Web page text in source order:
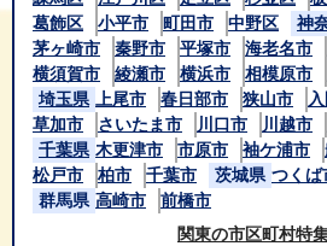
葛飾区
小平市 町田市 中野区 神
茅ヶ崎市
秦野市 平塚市 海老名市
横須賀市
綾瀬市 横浜市 相模原市
埼玉県
上尾市 春日部市 狭山市
草加市
さいたま市 川口市 川越市
千葉県 木更津市 市原市 袖ケ浦市
松戸市
柏市 千葉市 茨城県 つくば
群馬県 高崎市
前橋市
関東の市区町村特